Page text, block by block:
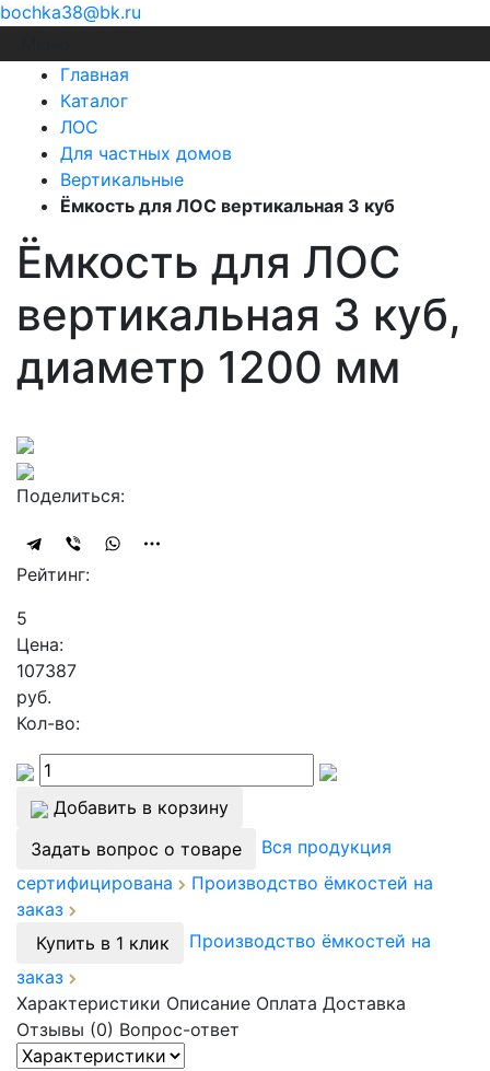
bochka38@bk.ru
Главная
Каталог
ЛОС
Для частных домов
Вертикальные
Ёмкость для ЛОС вертикальная 3 куб
Ёмкость для ЛОС
вертикальная 3 куб,
диаметр 1200 мм
Поделиться:
Рейтинг:
5
Цена:
107387
руб.
Кол-во:
Добавить в корзину
Задать вопрос о товаре
Вся продукция
сертифицирована
Производство ёмкостей на
заказ
Купить в 1 клик
Производство ёмкостей на
заказ
Характеристики Описание Оплата Доставка
Отзывы (0) Вопрос-ответ